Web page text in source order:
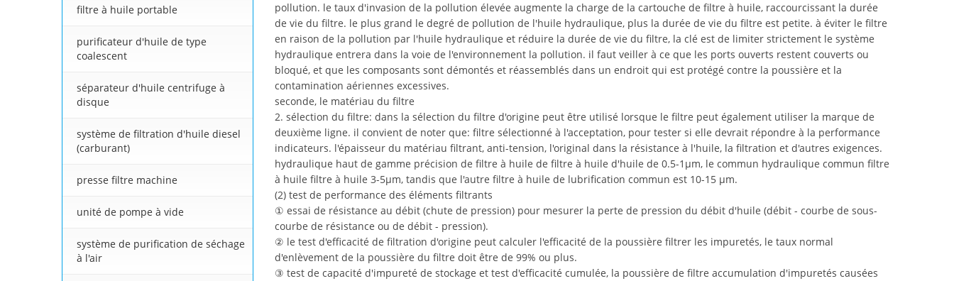
filtre à huile portable
purificateur d'huile de type
coalescent
séparateur d'huile centrifuge à
disque
système de filtration d'huile diesel
(carburant)
presse filtre machine
unité de pompe à vide
système de purification de séchage
à l'air
pollution. le taux d'invasion de la pollution élevée augmente la charge de la cartouche de filtre à huile, raccourcissant la durée
de vie du filtre. le plus grand le degré de pollution de l'huile hydraulique, plus la durée de vie du filtre est petite. à éviter le filtre
en raison de la pollution par l'huile hydraulique et réduire la durée de vie du filtre, la clé est de limiter strictement le système
hydraulique entrera dans la voie de l'environnement la pollution. il faut veiller à ce que les ports ouverts restent couverts ou
bloqué, et que les composants sont démontés et réassemblés dans un endroit qui est protégé contre la poussière et la
contamination aériennes excessives.
seconde, le matériau du filtre
2. sélection du filtre: dans la sélection du filtre d'origine peut être utilisé lorsque le filtre peut également utiliser la marque de
deuxième ligne. il convient de noter que: filtre sélectionné à l'acceptation, pour tester si elle devrait répondre à la performance
indicateurs. l'épaisseur du matériau filtrant, anti-tension, l'original dans la résistance à l'huile, la filtration et d'autres exigences.
hydraulique haut de gamme précision de filtre à huile de filtre à huile d'huile de 0.5-1μm, le commun hydraulique commun filtre
à huile filtre à huile 3-5μm, tandis que l'autre filtre à huile de lubrification commun est 10-15 μm.
(2) test de performance des éléments filtrants
① essai de résistance au débit (chute de pression) pour mesurer la perte de pression du débit d'huile (débit - courbe de sous-
courbe de résistance ou de débit - pression).
② le test d'efficacité de filtration d'origine peut calculer l'efficacité de la poussière filtrer les impuretés, le taux normal
d'enlèvement de la poussière du filtre doit être de 99% ou plus.
③ test de capacité d'impureté de stockage et test d'efficacité cumulée, la poussière de filtre accumulation d'impuretés causées